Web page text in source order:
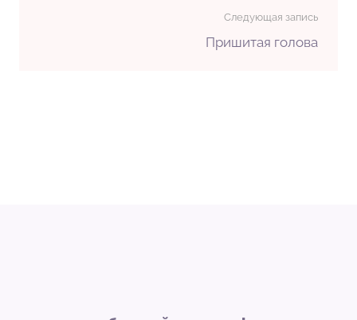
Следующая запись
Пришитая голова